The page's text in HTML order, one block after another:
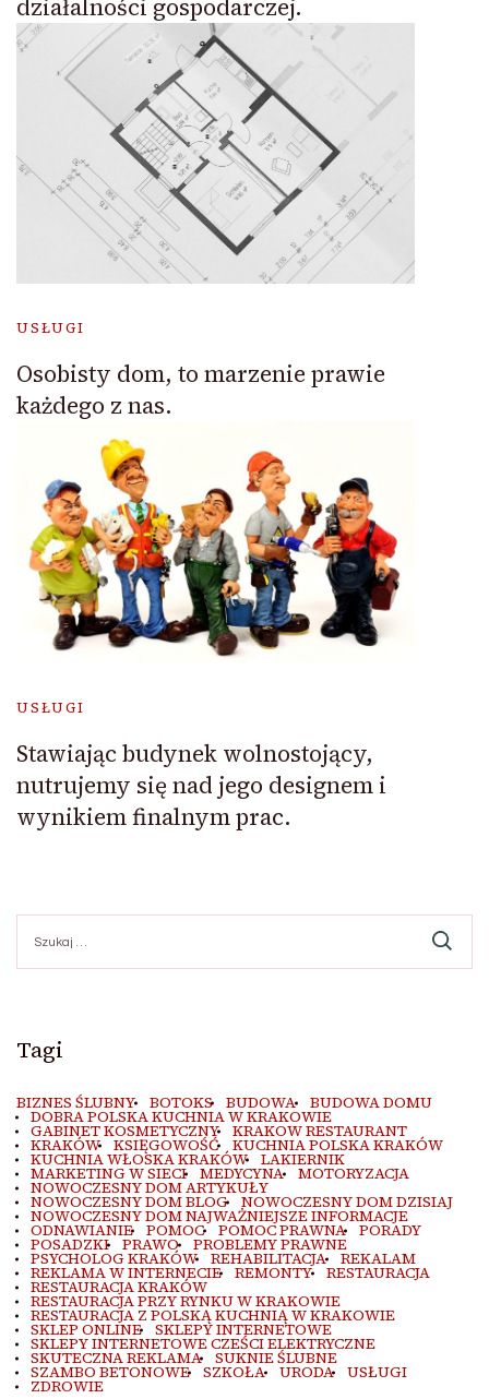
działalności gospodarczej.
USŁUGI
Osobisty dom, to marzenie prawie
każdego z nas.
USŁUGI
Stawiając budynek wolnostojący,
nutrujemy się nad jego designem i
wynikiem finalnym prac.
Tagi
BIZNES ŚLUBNY BOTOKS BUDOWA BUDOWA DOMU
DOBRA POLSKA KUCHNIA W KRAKOWIE
GABINET KOSMETYCZNY KRAKOW RESTAURANT
KRAKÓW KSIĘGOWOŚĆ KUCHNIA POLSKA KRAKÓW
KUCHNIA WŁOSKA KRAKÓW LAKIERNIK
MARKETING W SIECI MEDYCYNA MOTORYZACJA
NOWOCZESNY DOM ARTYKUŁY
NOWOCZESNY DOM BLOG NOWOCZESNY DOM DZISIAJ
NOWOCZESNY DOM NAJWAŻNIEJSZE INFORMACJE
ODNAWIANIE POMOC POMOC PRAWNA PORADY
POSADZKI PRAWO PROBLEMY PRAWNE
PSYCHOLOG KRAKÓW REHABILITACJA REKALAM
REKLAMA W INTERNECIE REMONTY RESTAURACJA
RESTAURACJA KRAKÓW
RESTAURACJA PRZY RYNKU W KRAKOWIE
RESTAURACJA Z POLSKĄ KUCHNIĄ W KRAKOWIE
SKLEP ONLINE SKLEPY INTERNETOWE
SKLEPY INTERNETOWE CZEŚCI ELEKTRYCZNE
SKUTECZNA REKLAMA SUKNIE ŚLUBNE
SZAMBO BETONOWE SZKOŁA URODA USŁUGI
ZDROWIE